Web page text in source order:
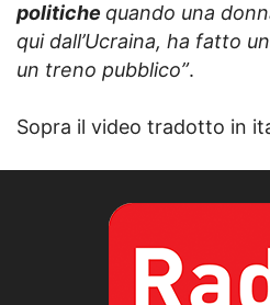
politiche quando una
qui dall’Ucraina, ha fatto
un treno pubblico”.
Sopra il video tradotto in